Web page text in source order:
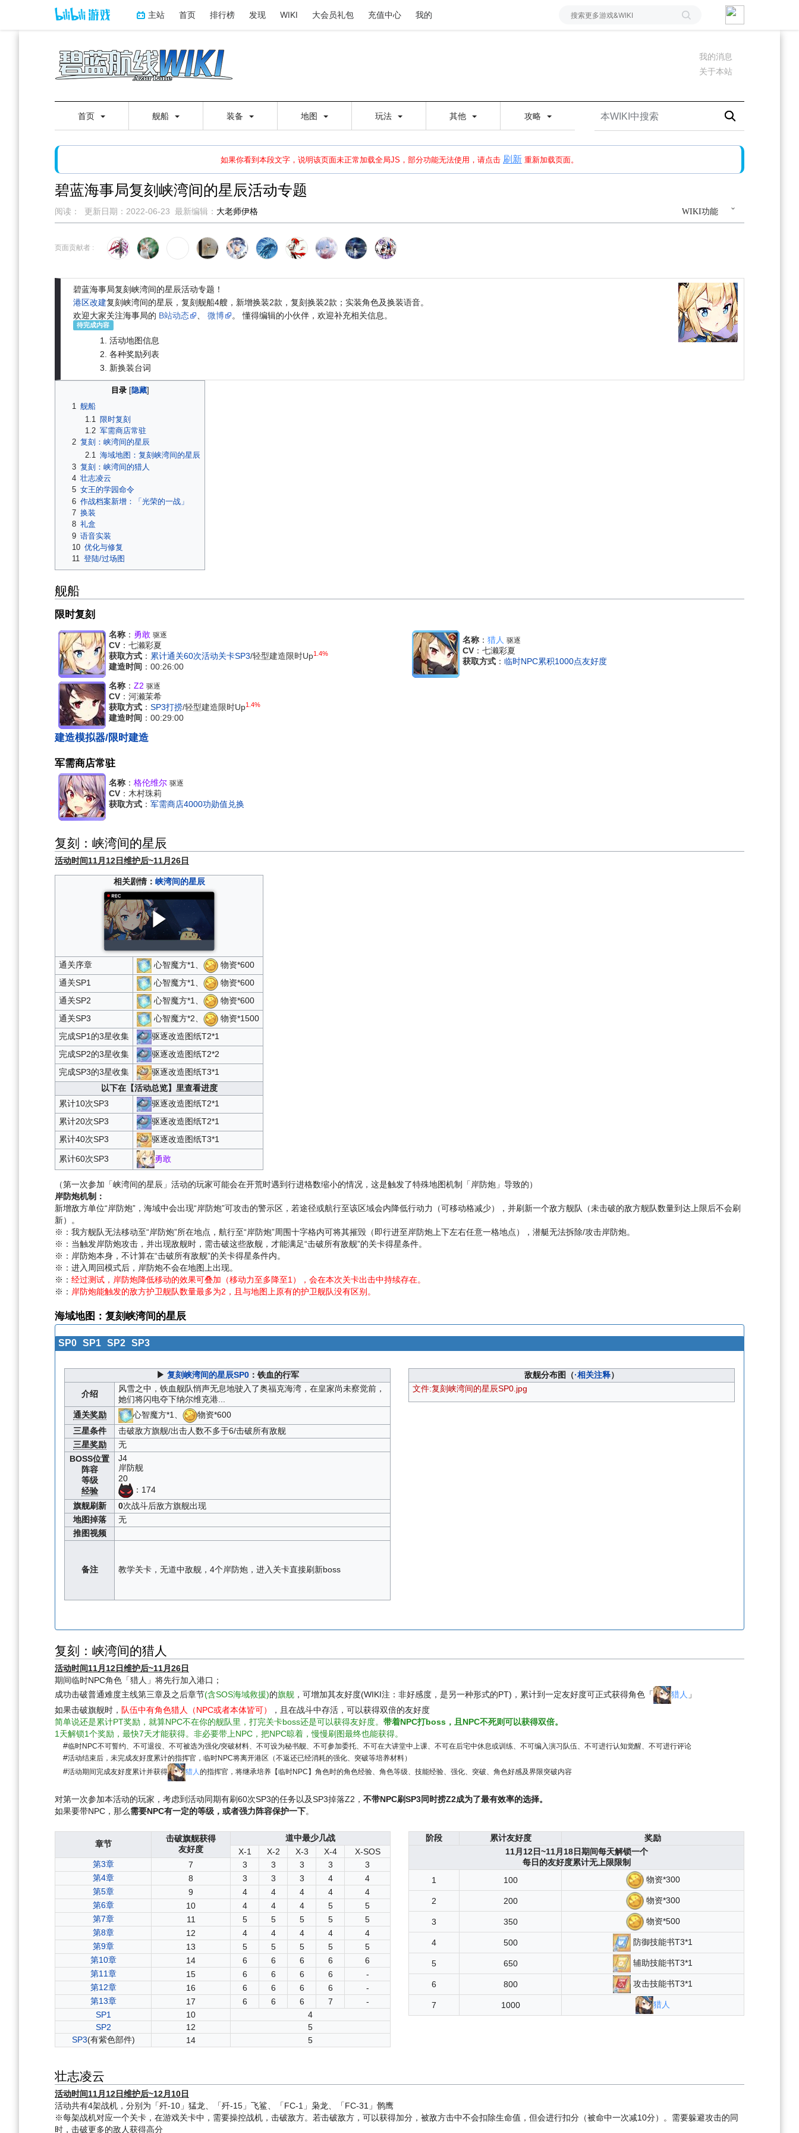
主站 首页 排行榜 发现 WIKI 大会员礼包 充值中心 我的
我的消息
关于本站
首页 舰船 装备 地图 玩法 其他 攻略
如果你看到本段文字，说明该页面未正常加载全局JS，部分功能无法使用，请点击 刷新 重新加载页面。
如果打开页面显示缩略图创建出错，请点击刷新或页面右上WIKI功能中的刷新按钮清除页面缓存并刷新，如果还有问题，请多尝试几次。
碧蓝海事局复刻峡湾间的星辰活动专题
WIKI功能
阅读： 更新日期： 2022-06-23 最新编辑： 大老师伊格
到
到
页面贡献者 :
碧蓝海事局复刻峡湾间的星辰活动专题！
港区改建复刻峡湾间的星辰，复刻舰船4艘，新增换装2款，复刻换装2款；实装角色及换装语音。
欢迎大家关注海事局的 B站动态 微博 。 懂得编辑的小伙伴，欢迎补充相关信息。
待完成内容
活动地图信息
各种奖励列表
新换装台词
目录
1
舰船
1.1
限时复刻
1.2 军需商店常驻
2 复刻：峡湾间的星辰
2.1 海域地图：复刻峡湾间的星辰
3 复刻：峡湾间的猎人
4 壮志凌云
5 女王的学园命令
6 作战档案新增：「光荣的一战」
7 换装
8 礼盒
9 语音实装
10 优化与修复
11 登陆/过场图
舰船
限时复刻
名称 ： 勇敢 驱逐
CV ：七濑彩夏
获取方式 ： 累计通关60次活动关卡SP3/轻型建造限时Up1.4%
建造时间 ：00:26:00
名称 ： Z2 驱逐
CV ：河濑茉希
获取方式 ： SP3打捞/轻型建造限时Up1.4%
建造时间 ：00:29:00
名称 ： 猎人 驱逐
CV ：七濑彩夏
获取方式 ： 临时NPC累积1000点友好度
建造模拟器/限时建造
军需商店常驻
名称 ： 格伦维尔 驱逐
CV ：木村珠莉
获取方式 ： 军需商店4000功勋值兑换
复刻：峡湾间的星辰
活动时间11月12日维护后~11月26日
相关剧情： 峡湾间的星辰
通关序章 心智魔方*1、
物资*600
通关SP1
心智魔方*1、
物资*600
通关SP2
心智魔方*1、
物资*600
通关SP3
心智魔方*2、
物资*1500
完成SP1的3星收集
驱逐改造图纸T2*1
完成SP2的3星收集
驱逐改造图纸T2*2
完成SP3的3星收集
驱逐改造图纸T3*1
以下在【活动总览】里查看进度
累计10次SP3
驱逐改造图纸T2*1
累计20次SP3
驱逐改造图纸T2*1
累计40次SP3
驱逐改造图纸T3*1
累计60次SP3 勇敢
（第一次参加「峡湾间的星辰」活动的玩家可能会在开荒时遇到行进格数缩小的情况，这是触发了特殊地图机制「岸防炮」导致的）
岸防炮机制：
新增敌方单位“岸防炮”，海域中会出现“岸防炮”可攻击的警示区，若途径或航行至该区域会内降低行动力（可移动格减少），并刷新一个敌方舰队（未击破的敌方舰队数量到达上限后不会刷
新）。
※：我方舰队无法移动至“岸防炮”所在地点，航行至“岸防炮”周围十字格内可将其摧毁（即行进至岸防炮上下左右任意一格地点），潜艇无法拆除/攻击岸防炮。
※：当触发岸防炮攻击，并出现敌舰时，需击破这些敌舰，才能满足“击破所有敌舰”的关卡得星条件。
※：岸防炮本身，不计算在“击破所有敌舰”的关卡得星条件内。
※：进入周回模式后，岸防炮不会在地图上出现。
※： 经过测试，岸防炮降低移动的效果可叠加（移动力至多降至1），会在本次关卡出击中持续存在。
※： 岸防炮能触发的敌方护卫舰队数量最多为2，且与地图上原有的护卫舰队没有区别。
海域地图：复刻峡湾间的星辰
SP0 SP1 SP2 SP3
▶ 复刻峡湾间的星辰SP0：铁血的行军
介绍
风雪之中，铁血舰队悄声无息地驶入了奥福克海湾，在皇家尚未察觉前，
她们将闪电夺下纳尔维克港...
通关奖励
心智魔方*1、
物资*600
三星条件
击破敌方旗舰/出击人数不多于6/击破所有敌舰
三星奖励
无
BOSS位置
阵容
等级
经验
J4
岸防舰
20
：174
旗舰刷新
0次战斗后敌方旗舰出现
地图掉落
无
推图视频
备注 教学关卡，无道中敌舰，4个岸防炮，进入关卡直接刷新boss
敌舰分布图（·相关注释）
文件:复刻峡湾间的星辰SP0.jpg
复刻：峡湾间的猎人
活动时间11月12日维护后~11月26日
期间临时NPC角色「猎人」将先行加入港口；
成功击破普通难度主线第三章及之后章节(含SOS海域救援)的旗舰 ，可增加其友好度(WIKI注：非好感度，是另一种形式的PT)，累计到一定友好度可正式获得角色「 猎人 」
如果击破旗舰时， 队伍中有角色猎人（NPC或者本体皆可）
，且在战斗中存活，可以获得双倍的友好度
简单说还是累计PT奖励，就算NPC不在你的舰队里，打完关卡boss还是可以获得友好度。 带着NPC打boss，且NPC不死则可以获得双倍。
1天解锁1个奖励，最快7天才能获得。非必要带上NPC，把NPC晾着，慢慢刷图最终也能获得。
#临时NPC不可誓约、不可退役、不可被选为强化/突破材料、不可设为秘书舰、不可参加委托、不可在大讲堂中上课、不可在后宅中休息或训练、不可编入演习队伍、不可进行认知觉醒、不可进行评论
#活动结束后，未完成友好度累计的指挥官，临时NPC将离开港区（不返还已经消耗的强化、突破等培养材料）
#活动期间完成友好度累计并获得 猎人的指挥官，将继承培养【临时NPC】角色时的角色经验、角色等级、技能经验、强化、突破、角色好感及界限突破内容
对第一次参加本活动的玩家，考虑到活动同期有刷60次SP3的任务以及SP3掉落Z2， 不带NPC刷SP3同时捞Z2成为了最有效率的选择。
如果要带NPC，那么需要NPC有一定的等级，或者强力阵容保护一下。
章节
击破旗舰获得
友好度
道中最少几战
X-1
X-2 X-3 X-4
X-SOS
第3章
7 3 3 3 3
3
第4章
8 3 3 3 4
4
第5章
9 4 4 4 4
4
第6章
10 4 4 4 5
5
第7章
11 5 5 5 5
5
第8章
12 4 4 4 4
4
第9章
13 5 5 5 5
5
第10章
14 6 6 6 6
6
第11章
15 6 6 6 6
-
第12章
16 6 6 6 6
-
第13章
17 6 6 6 7
-
SP1
10
4
SP2
12
5
SP3(有紫色部件) 14 5
阶段 累计友好度
奖励
11月12日~11月18日期间每天解锁一个
每日的友好度累计无上限限制
1
100 物资*300
2 200 物资*300
3 350 物资*500
4 500 防御技能书T3*1
5 650 辅助技能书T3*1
6 800 攻击技能书T3*1
7 1000 猎人
壮志凌云
活动时间11月12日维护后~12月10日
活动共有4架战机，分别为「歼-10」猛龙、「歼-15」飞鲨、「FC-1」枭龙、「FC-31」鹘鹰
※每架战机对应一个关卡，在游戏关卡中，需要操控战机，击破敌方。若击破敌方，可以获得加分，被敌方击中不会扣除生命值，但会进行扣分（被命中一次减10分）。需要躲避攻击的同
时，击破更多的敌人获得高分